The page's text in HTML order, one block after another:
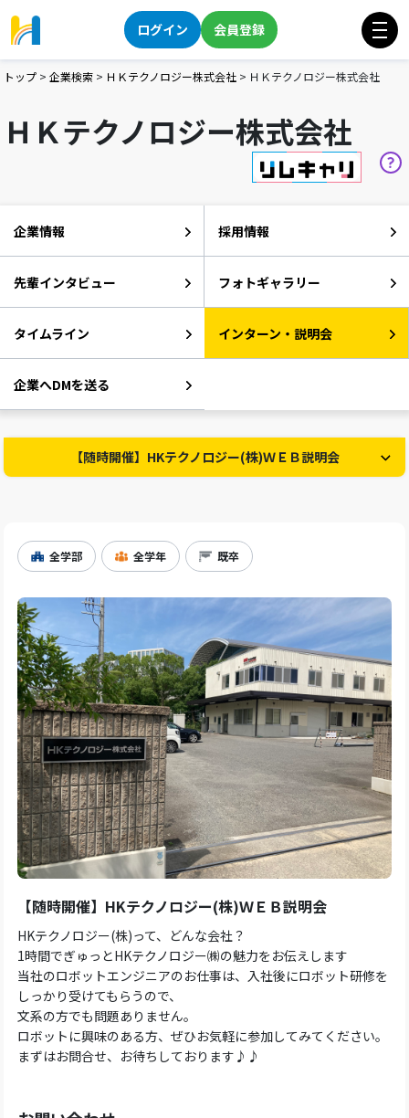
ログイン 会員登録
トップ > 企業検索 > ＨＫテクノロジー株式会社 > ＨＫテクノロジー株式会社
ＨＫテクノロジー株式会社
企業情報 採用情報
先輩インタビュー フォトギャラリー
タイムライン インターン・説明会
企業へDMを送る
【随時開催】HKテクノロジー(株)ＷＥＢ説明会
全学部 全学年 既卒
【随時開催】HKテクノロジー(株)ＷＥＢ説明会
HKテクノロジー(株)って、どんな会社？
1時間でぎゅっとHKテクノロジー㈱の魅力をお伝えします
当社のロボットエンジニアのお仕事は、入社後にロボット研修を
しっかり受けてもらうので、
文系の方でも問題ありません。
ロボットに興味のある方、ぜひお気軽に参加してみてください。
まずはお問合せ、お待ちしております♪♪